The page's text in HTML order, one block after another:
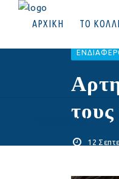
ΑΡΧΙΚΗ ΤΟ
ΕΠΙΚΟΙΝΩΝΙΑ |
12